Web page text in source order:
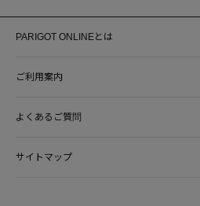
PARIGOT ONLINEとは
ご利用案内
よくあるご質問
サイトマップ